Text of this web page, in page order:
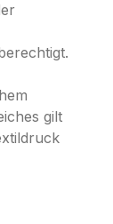
gilt